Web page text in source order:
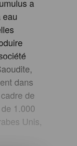
a
eau
dans
de
1.000
Unis,